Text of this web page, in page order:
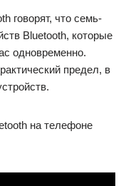
говорят, что семь-
Bluetooth, которые
одновременно.
предел, в
на телефоне